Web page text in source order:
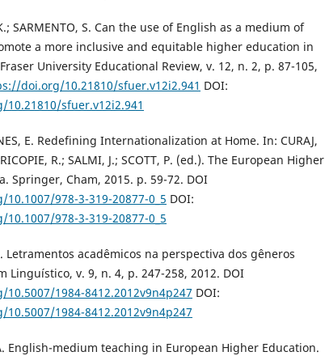
SARMENTO, S. Can the use of English as a medium of
a more inclusive and equitable higher education in
University Educational Review, v. 12, n. 2, p. 87-105,
doi.org/10.21810/sfuer.v12i2.941 DOI:
sfuer.v12i2.941
E. Redefining Internationalization at Home. In: CURAJ,
R.; SALMI, J.; SCOTT, P. (ed.). The European Higher
Springer, Cham, 2015. p. 59-72. DOI
978-3-319-20877-0_5 DOI:
978-3-319-20877-0_5
Letramentos acadêmicos na perspectiva dos gêneros
Linguístico, v. 9, n. 4, p. 247-258, 2012. DOI
1984-8412.2012v9n4p247 DOI:
1984-8412.2012v9n4p247
English-medium teaching in European Higher Education.